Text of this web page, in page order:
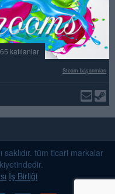
katılanlar
Steam başarımları
tüm ticari markalar
İş Birliği